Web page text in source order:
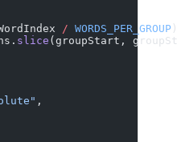
/ WORDS_PER_GROUP
slice (groupStart,
,